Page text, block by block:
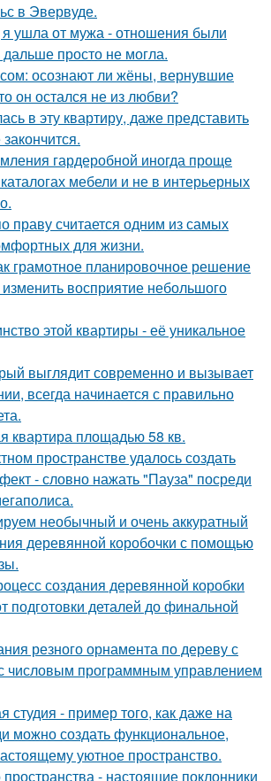
в Эвервуде.
я ушла от мужа - отношения были
просто не могла.
осознают ли жёны, вернувшие
он остался не из любви?
в эту квартиру, даже представить
гардеробной иногда проще
мебели и не в интерьерных
праву считается одним из самых
для жизни.
грамотное планировочное решение
восприятие небольшого
этой квартиры - её уникальное
выглядит современно и вызывает
всегда начинается с правильно
квартира площадью 58 кв.
пространстве удалось создать
- словно нажать "Пауза" посреди
необычный и очень аккуратный
деревянной коробочки с помощью
создания деревянной коробки
подготовки деталей до финальной
резного орнамента по дереву с
числовым программным управлением
студия - пример того, как даже на
можно создать функциональное,
уютное пространство.
пространства - настоящие поклонники